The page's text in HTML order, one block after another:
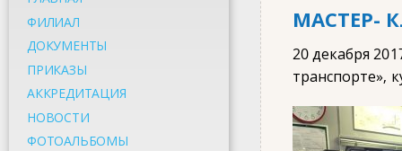
ФИЛИАЛ
ДОКУМЕНТЫ
ПРИКАЗЫ
АККРЕДИТАЦИЯ
НОВОСТИ
ФОТОАЛЬБОМЫ
МАСТЕР-
20 декабря
транспорте»,